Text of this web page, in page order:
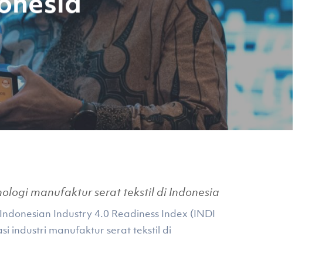
manufaktur serat tekstil di Indonesia
Industry 4.0 Readiness Index (INDI
industri manufaktur serat tekstil di